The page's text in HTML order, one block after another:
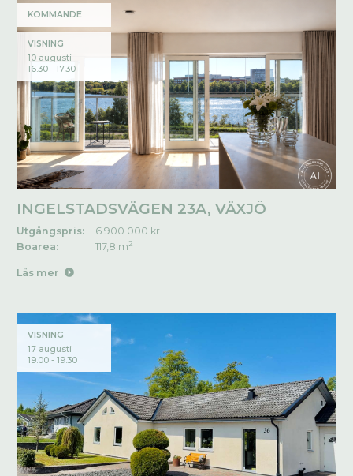
KOMMANDE
VISNING
10 augusti
16.30 - 17.30
INGELSTADSVÄGEN 23A, VÄXJÖ
Utgångspris:
6 900 000 kr
Boarea:
117,8 m2
Läs mer
VISNING
17 augusti
19.00 - 19.30